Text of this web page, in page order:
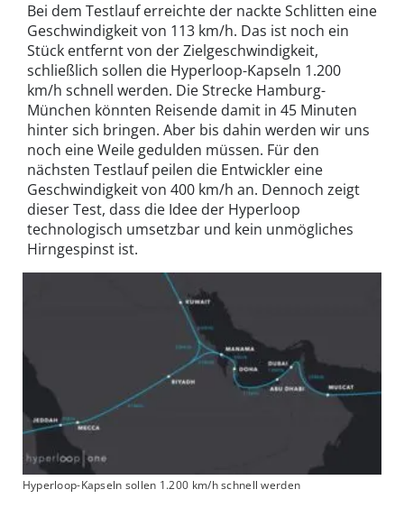
Bei dem Testlauf erreichte der nackte Schlitten eine
Geschwindigkeit von 113 km/h. Das ist noch ein
Stück entfernt von der Zielgeschwindigkeit,
schließlich sollen die Hyperloop-Kapseln 1.200
km/h schnell werden. Die Strecke Hamburg-
München könnten Reisende damit in 45 Minuten
hinter sich bringen. Aber bis dahin werden wir uns
noch eine Weile gedulden müssen. Für den
nächsten Testlauf peilen die Entwickler eine
Geschwindigkeit von 400 km/h an. Dennoch zeigt
dieser Test, dass die Idee der Hyperloop
technologisch umsetzbar und kein unmögliches
Hirngespinst ist.
Hyperloop-Kapseln sollen 1.200 km/h schnell werden